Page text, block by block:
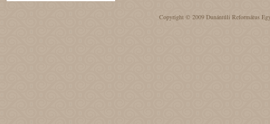
Copyright © 2009 Dunántúli Református